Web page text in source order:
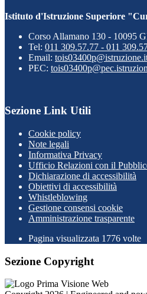
Istituto d'Istruzione Superiore
Corso Allamano 130 - 10095
Tel: 011 309.57.77 - 011
Email:
PEC:
Sezione Link Utili
Cookie policy
Note legali
Informativa Privacy
Ufficio Relazioni con il
Dichiarazione di accessibilità
Obiettivi di accessibilità
Whistleblowing
Gestione consensi cookie
Amministrazione trasparente
Pagina visualizzata 1776 volte
Sezione Copyright